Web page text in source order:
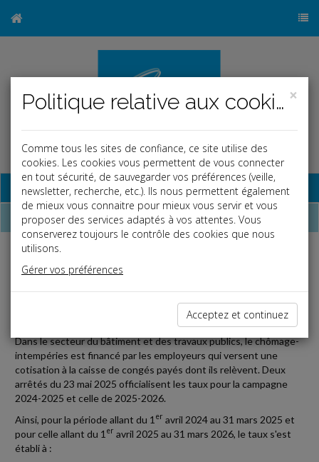
Base documentaire
Dépêches
Social, Paye
Date: 2025-06-20
BTP : COTISATIONS CHÔMAGE - INTEMPÉRIES
Dans le secteur du bâtiment et des travaux publics, le chômage-
intempéries est financé par les employeurs qui versent une
cotisation à la caisse de congés payés dont ils relèvent. Deux
arrêtés du 23 mai 2025 officialisent les taux pour la campagne
2024-2025 et celle de 2025-2026.
Ainsi, pour la période allant du 1 er avril 2024 au 31 mars 2025 et
pour celle allant du 1 er avril 2025 au 31 mars 2026, le taux s'est
établi à :
×
Politique relative aux cookies
Comme tous les sites de confiance, ce site utilise des
cookies. Les cookies vous permettent de vous connecter
en tout sécurité, de sauvegarder vos préférences (veille,
newsletter, recherche, etc.). Ils nous permettent également
de mieux vous connaitre pour mieux vous servir et vous
proposer des services adaptés à vos attentes. Vous
conserverez toujours le contrôle des cookies que nous
utilisons.
Gérer vos préférences
Acceptez et continuez